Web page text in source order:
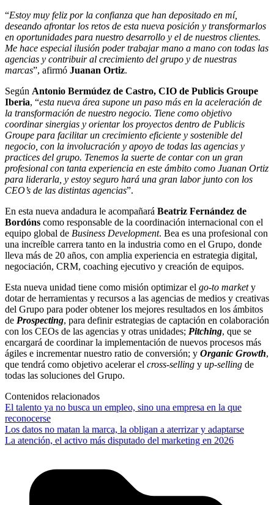
“Estoy muy feliz por la confianza que han depositado en mí,
deseando afrontar los retos de esta nueva posición y transformarlos
en oportunidades para nuestro desarrollo y el de nuestros clientes.
Me hace especial ilusión poder trabajar mano a mano con todas las
agencias y contribuir al crecimiento del grupo y de nuestras
marcas”, afirmó Juanan Ortiz.
Según Antonio Bermúdez de Castro, CIO de Publicis Groupe
Iberia, “esta nueva área supone un paso más en la aceleración de
la transformación de nuestro negocio. Tiene como objetivo
coordinar sinergias y orientar los proyectos dentro de Publicis
Groupe para facilitar un crecimiento eficiente y sostenible del
negocio, con la involucración y apoyo de todas las agencias y
practices del grupo. Tenemos la suerte de contar con un gran
profesional con tanta experiencia en este ámbito como Juanan Ortiz
para liderarla, y estoy seguro hará una gran labor junto con los
CEO’s de las distintas agencias”.
En esta nueva andadura le acompañará Beatriz Fernández de
Bordóns como responsable de la coordinación internacional con el
equipo global de Business Development. Bea es una profesional con
una increíble carrera tanto en la industria como en el Grupo, donde
lleva más de 20 años, con amplia experiencia en estrategia digital,
negociación, CRM, coaching ejecutivo y creación de equipos.
Esta nueva unidad tiene como misión optimizar el go-to markety
dotar de herramientas y recursos a las agencias de medios y creativas
del Grupo para poder obtener los mejores resultados en los ámbitos
de Prospecting, para definir estrategias de captación en colaboración
con los CEOs de las agencias y otras unidades; Pitching, que se
encargará de coordinar la implementación de nuevos procesos más
ágiles e incrementar nuestro ratio de conversión; y Organic Growth,
que tendrá como objetivo acelerar el cross-selling y up-selling de
todas las soluciones del Grupo.
Contenidos relacionados
El talento ya no busca un empleo, sino una empresa en la que
reconocerse
Los datos no matan la marca, la obligan a aterrizar y adaptarse
La atención, el activo más disputado del marketing en 2026